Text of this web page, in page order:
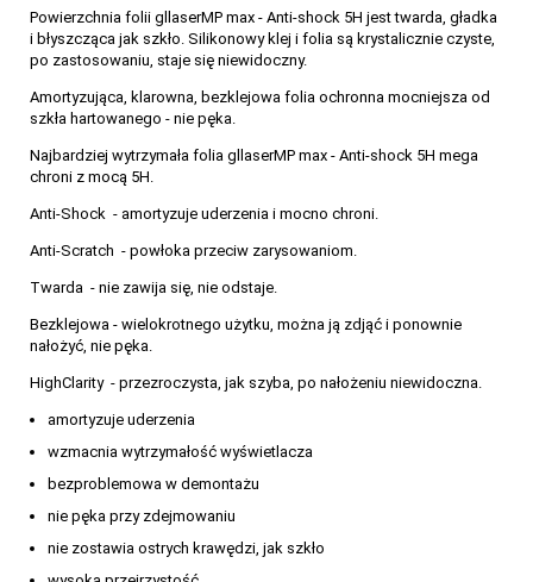
Powierzchnia folii gllaserMP max - Anti-shock 5H jest twarda, gładka
i błyszcząca jak szkło. Silikonowy klej i folia są krystalicznie czyste,
po zastosowaniu, staje się niewidoczny.
Amortyzująca, klarowna, bezklejowa folia ochronna mocniejsza od
szkła hartowanego - nie pęka.
Najbardziej wytrzymała folia gllaserMP max - Anti-shock 5H mega
chroni z mocą 5H.
Anti-Shock - amortyzuje uderzenia i mocno chroni.
Anti-Scratch - powłoka przeciw zarysowaniom.
Twarda - nie zawija się, nie odstaje.
Bezklejowa - wielokrotnego użytku, można ją zdjąć i ponownie
nałożyć, nie pęka.
HighClarity - przezroczysta, jak szyba, po nałożeniu niewidoczna.
amortyzuje uderzenia
wzmacnia wytrzymałość wyświetlacza
bezproblemowa w demontażu
nie pęka przy zdejmowaniu
nie zostawia ostrych krawędzi, jak szkło